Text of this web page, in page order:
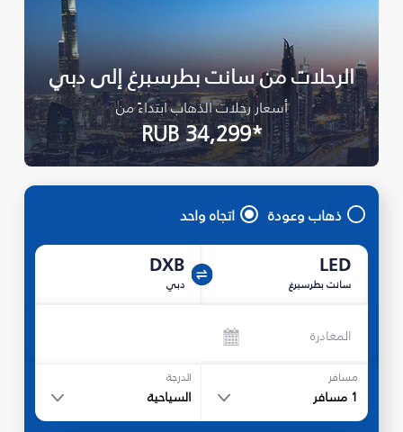
الرحلات من سانت بطرسبرغ إلى دبي
أسعار رحلات الذهاب ابتداءً من
*RUB 34,299
ذهاب وعودة اتجاه واحد
LED
سانت بطرسبرغ
DXB
دبي
المغادرة
مسافر
1 مسافر
الدرجة
السياحية